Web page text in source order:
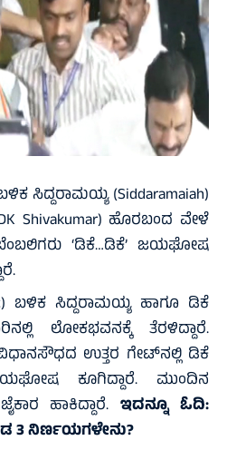
ಸಿದ್ದರಾಮಯ್ಯ (Siddaramaiah)
Shivakumar) ಹೊರಬಂದ ವೇಳೆ
‘ಡಿಕೆ…ಡಿಕೆ’ ಜಯಘೋಷ
ಬಳಿಕ ಸಿದ್ದರಾಮಯ್ಯ ಹಾಗೂ ಡಿಕೆ
ಲೋಕಭವನಕ್ಕೆ ತೆರಳಿದ್ದಾರೆ.
ಉತ್ತರ ಗೇಟ್‌ನಲ್ಲಿ ಡಿಕೆ
ಕೂಗಿದ್ದಾರೆ. ಮುಂದಿನ
ಹಾಕಿದ್ದಾರೆ. ಇದನ್ನೂ ಓದಿ:
3 ನಿರ್ಣಯಗಳೇನು?